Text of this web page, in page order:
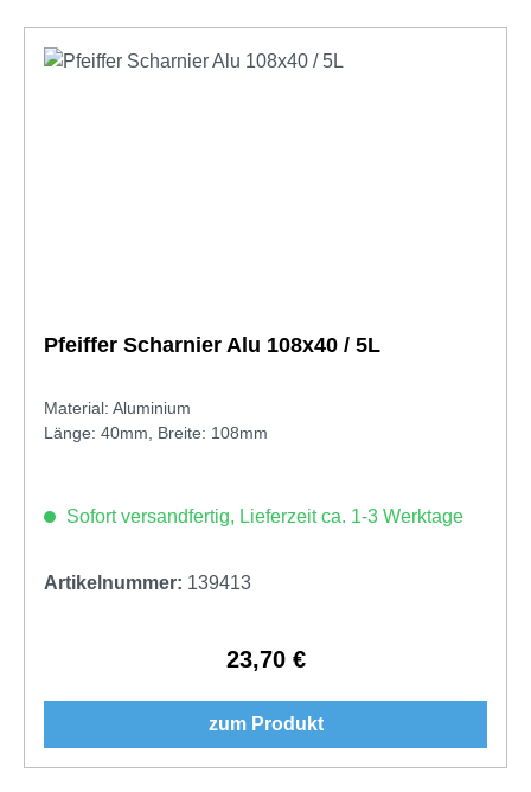
Pfeiffer Scharnier Alu 108x40 / 5L
Material: Aluminium
Länge: 40mm, Breite: 108mm
Sofort versandfertig, Lieferzeit ca. 1-3 Werktage
Artikelnummer: 139413
Regulärer Preis:
23,70 €
zum Produkt